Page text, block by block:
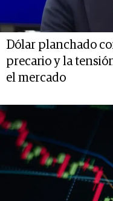
Dólar planchado
precario y la
el mercado